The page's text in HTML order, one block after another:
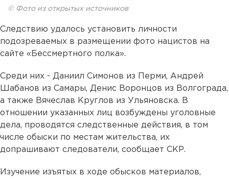
© Фото из открытых источников
Следствию удалось установить личности
подозреваемых в размещении фото нацистов на
сайте «Бессмертного полка».
Среди них - Даниил Симонов из Перми, Андрей
Шабанов из Самары, Денис Воронцов из Волгограда,
а также Вячеслав Круглов из Ульяновска. В
отношении указанных лиц возбуждены уголовные
дела, проводятся следственные действия, в том
числе обыски по местам жительства, их
допрашивают следователи, сообщает СКР.
Изучение изъятых в ходе обысков материалов,